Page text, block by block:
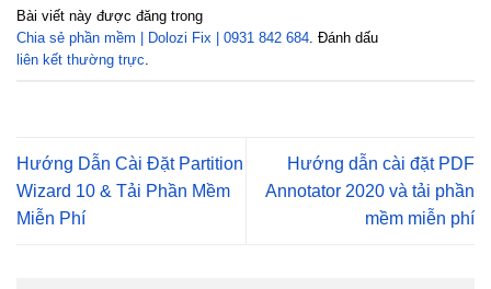
Bài viết này được đăng trong
Chia sẻ phần mềm | Dolozi Fix | 0931 842 684. Đánh dấu
liên kết thường trực.
Hướng Dẫn Cài Đặt Partition
Wizard 10 & Tải Phần Mềm
Miễn Phí
Hướng dẫn cài đặt PDF
Annotator 2020 và tải phần
mềm miễn phí